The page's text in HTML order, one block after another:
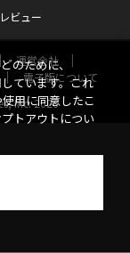
ビュー
運営会社
電子版について
Inc. 2026
のために、
ています。これ
用に同意したこ
トアウトについ